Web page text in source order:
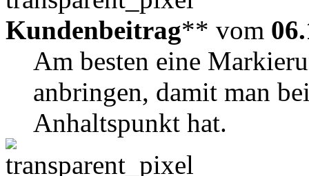
Kundenbeitrag** vom
Am besten eine
anbringen, damit man
Anhaltspunkt hat.